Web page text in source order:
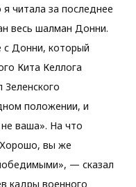
читала за последнее
весь шалман Донни.
с Донни, который
Кита Келлога
положении, и
ваша». На что
вы же
— сказал
кадры военного